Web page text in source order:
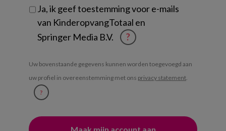
Ja, ik geef toestemming voor e-mails
van KinderopvangTotaal en
Springer Media B.V.
?
Uw bovenstaande gegevens kunnen worden toegevoegd aan
uw profiel in overeenstemming met ons privacy statement
?